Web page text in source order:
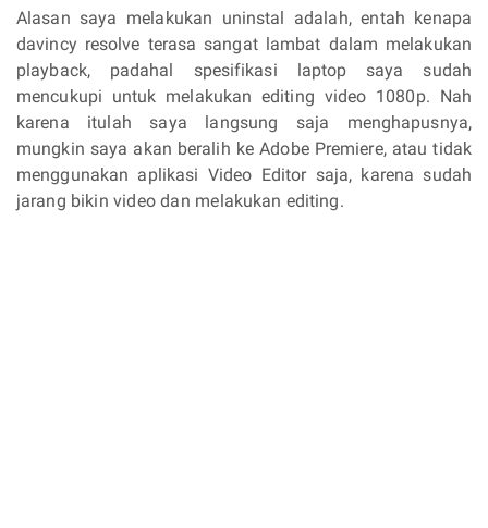
Alasan saya melakukan uninstal adalah, entah kenapa
davincy resolve terasa sangat lambat dalam melakukan
playback, padahal spesifikasi laptop saya sudah
mencukupi untuk melakukan editing video 1080p. Nah
karena itulah saya langsung saja menghapusnya,
mungkin saya akan beralih ke Adobe Premiere, atau tidak
menggunakan aplikasi Video Editor saja, karena sudah
jarang bikin video dan melakukan editing.